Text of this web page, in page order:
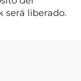
será liberado.